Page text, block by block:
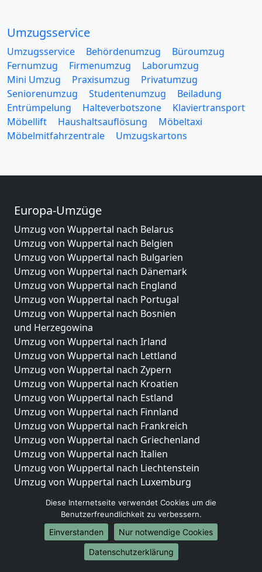
Umzugsservice
Umzugsservice Behördenumzug
Büroumzug
Fernumzug
Firmenumzug
Laborumzug
Mini Umzug
Praxisumzug
Privatumzug
Seniorenumzug
Studentenumzug
Beiladung
Entrümpelung
Halteverbotszone
Klaviertransport
Möbellift
Haushaltsauflösung
Möbeltaxi
Möbelmitfahrzentrale
Umzugskartons
Europa-Umzüge
Umzug von Wuppertal nach Belarus
Umzug von Wuppertal nach Belgien
Umzug von Wuppertal nach Bulgarien
Umzug von Wuppertal nach Dänemark
Umzug von Wuppertal nach England
Umzug von Wuppertal nach Portugal
Umzug von Wuppertal nach Bosnien
und Herzegowina
Umzug von Wuppertal nach Irland
Umzug von Wuppertal nach Lettland
Umzug von Wuppertal nach Zypern
Umzug von Wuppertal nach Kroatien
Umzug von Wuppertal nach Estland
Umzug von Wuppertal nach Finnland
Umzug von Wuppertal nach Frankreich
Umzug von Wuppertal nach Griechenland
Umzug von Wuppertal nach Italien
Umzug von Wuppertal nach Liechtenstein
Umzug von Wuppertal nach Luxemburg
Umzug von Wuppertal nach Norwegen
Umzüge-Deutschlandweit
Umzug von Wuppertal nach Berlin
Diese Internetseite verwendet Cookies um die
Benutzerfreundlichkeit zu verbessern.
Einverstanden
Nur notwendige Cookies
Datenschutzerklärung